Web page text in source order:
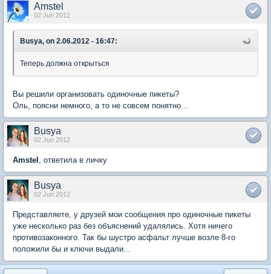
Amstel
02 Jun 2012
Busya, on 2.06.2012 - 16:47:
Теперь должна открыться
Вы решили организовать одиночные пикеты?
Оль, поясни немного, а то не совсем понятно...
Busya
02 Jun 2012
Amstel , ответила в личку
Busya
02 Jun 2012
Представляете, у друзей мои сообщения про одиночные пикеты
уже несколько раз без объяснений удалялись. Хотя ничего
противозаконного. Так бы шустро асфальт лучше возле 8-го
положили бы и ключи выдали...